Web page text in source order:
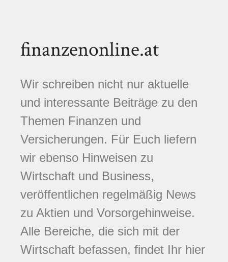
finanzenonline.at
Wir schreiben nicht nur aktuelle
und interessante Beiträge zu den
Themen Finanzen und
Versicherungen. Für Euch liefern
wir ebenso Hinweisen zu
Wirtschaft und Business,
veröffentlichen regelmäßig News
zu Aktien und Vorsorgehinweise.
Alle Bereiche, die sich mit der
Wirtschaft befassen, findet Ihr hier